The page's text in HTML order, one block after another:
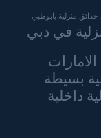
منزلية بابوظبي
في دبي
بسيطة
داخلية